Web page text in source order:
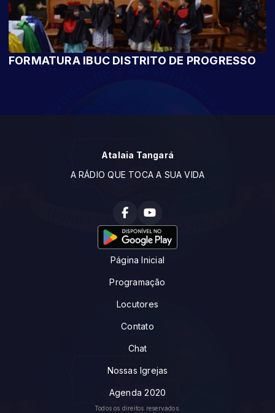
FORMATURA IBUC DISTRITO DE PROGRESSO
Atalaia Tangará
A RÁDIO QUE TOCA A SUA VIDA
Página Inicial
Programação
Locutores
Contato
Chat
Nossas Igrejas
Agenda 2020
Todos os direitos reservados.